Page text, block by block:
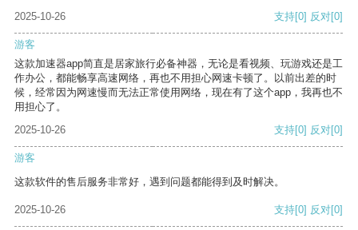
2025-10-26 支持[0] 反对[0]
游客
这款加速器app简直是居家旅行必备神器，无论是看视频、玩游戏还是工
作办公，都能畅享高速网络，再也不用担心网速卡顿了。以前出差的时
候，经常因为网速慢而无法正常使用网络，现在有了这个app，我再也不
用担心了。
2025-10-26
支持[0] 反对[0]
游客
这款软件的售后服务非常好，遇到问题都能得到及时解决。
2025-10-26 支持[0] 反对[0]